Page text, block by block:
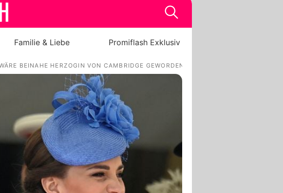
Familie & Liebe Promiflash Exklusiv
BEINAHE HERZOGIN VON CAMBRIDGE GEWORDEN